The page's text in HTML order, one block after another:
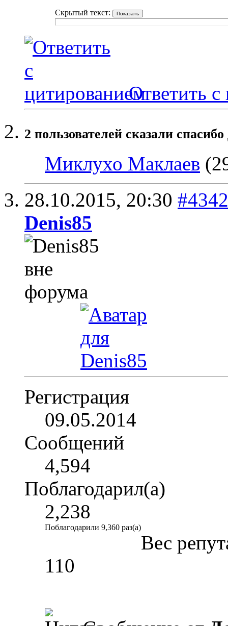
Скрытый текст:
Ответить с
2 пользователей сказали
Миклухо Маклаев
28.10.2015, 20:30 #4342
Denis85
Регистрация
09.05.2014
Сообщений
4,594
Поблагодарил(а)
2,238
Поблагодарили 9,360 раз(а)
Вес
110